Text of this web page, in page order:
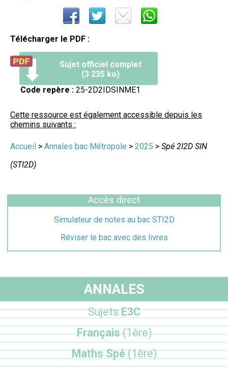
Télécharger le PDF :
Sujet officiel complet
(3 235 ko)
Code repère : 25-2D2IDSINME1
Cette ressource est également accessible depuis les
chemins suivants :
Accueil > Annales bac Métropole > 2025 > Spé 2I2D SIN
(STI2D)
Accès direct
Simulateur de notes au bac STI2D
Réviser le bac avec des livres
ANNALES
SujetsE3C
Français(1ère)
Maths Spé(1ère)